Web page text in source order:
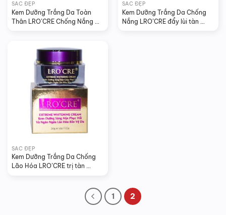
SẮC ĐẸP
Kem Dưỡng Trắng Da Toàn
Thân LRO’CRE Chống Nắng
SẮC ĐẸP
Kem Dưỡng Trắng Da Chống
Nắng LRO’CRE đẩy lùi tàn
SẮC ĐẸP
Kem Dưỡng Trắng Da Chống
Lão Hóa LRO’CRE trị tàn
1 2